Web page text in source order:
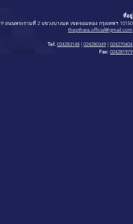
ที่อยู่
ถนนพระรามที่ 2 แขวงบางมด เขตจอมทอง กรุงเทพฯ 10150
thepthara.official@gmail.com
Tel: 024283148 | 024280349 | 024270404
Fax: 024281979